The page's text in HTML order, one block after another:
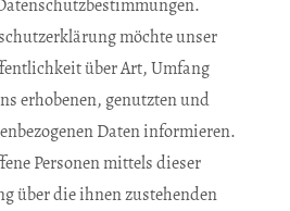
möchte unser
über Art, Umfang
erhobenen, genutzten und
Daten informieren.
Personen mittels dieser
über die ihnen zustehenden